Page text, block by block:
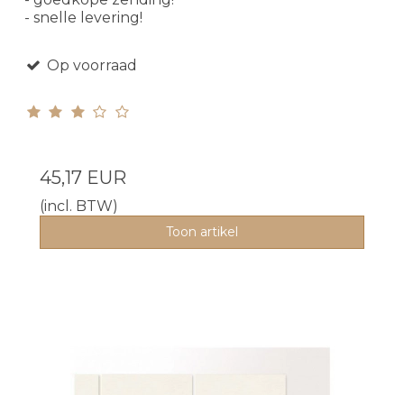
- snelle levering!
Op voorraad
45,17 EUR
(incl. BTW)
Toon artikel